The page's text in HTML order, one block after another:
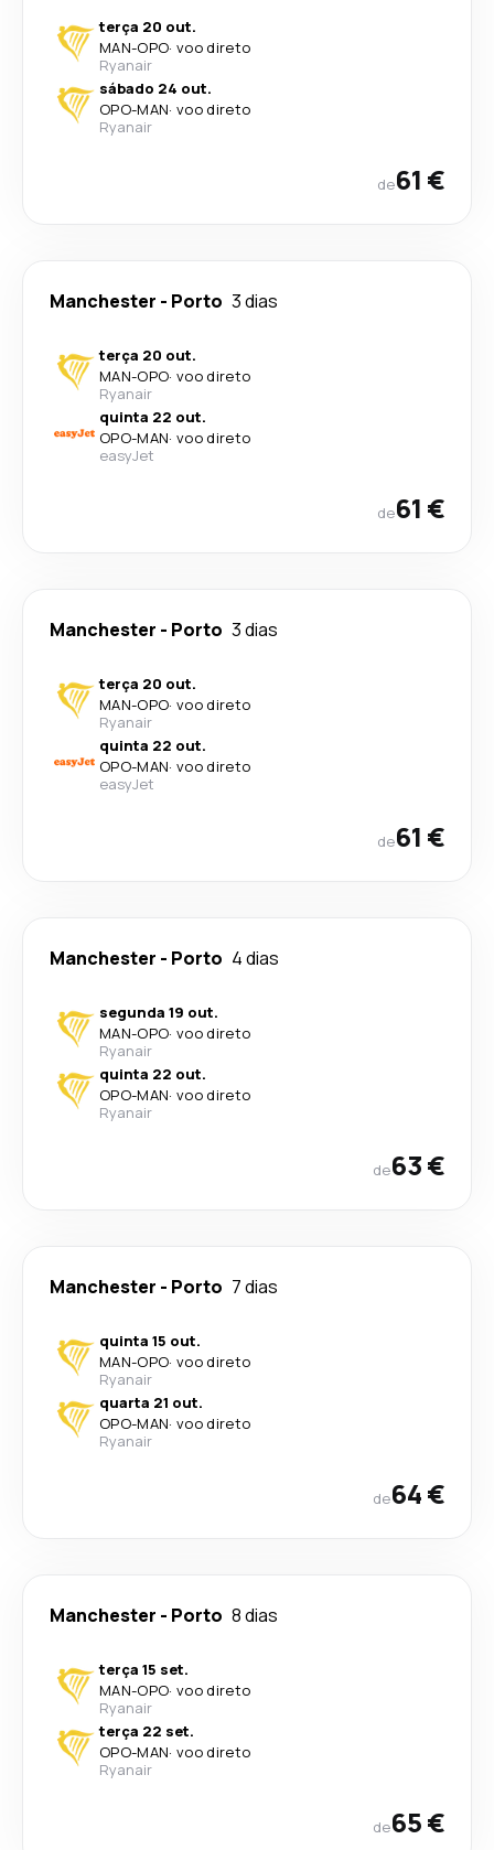
terça 20 out.
MAN-OPO· voo direto
Ryanair
sábado 24 out.
OPO-MAN· voo direto
Ryanair
de61 €
Manchester - Porto 3 dias
terça 20 out.
MAN-OPO· voo direto
Ryanair
quinta 22 out.
OPO-MAN· voo direto
easyJet
de61 €
Manchester - Porto 3 dias
terça 20 out.
MAN-OPO· voo direto
Ryanair
quinta 22 out.
OPO-MAN· voo direto
easyJet
de61 €
Manchester - Porto 4 dias
segunda 19 out.
MAN-OPO· voo direto
Ryanair
quinta 22 out.
OPO-MAN· voo direto
Ryanair
de63 €
Manchester - Porto 7 dias
quinta 15 out.
MAN-OPO· voo direto
Ryanair
quarta 21 out.
OPO-MAN· voo direto
Ryanair
de64 €
Manchester - Porto 8 dias
terça 15 set.
MAN-OPO· voo direto
Ryanair
terça 22 set.
OPO-MAN· voo direto
Ryanair
de65 €